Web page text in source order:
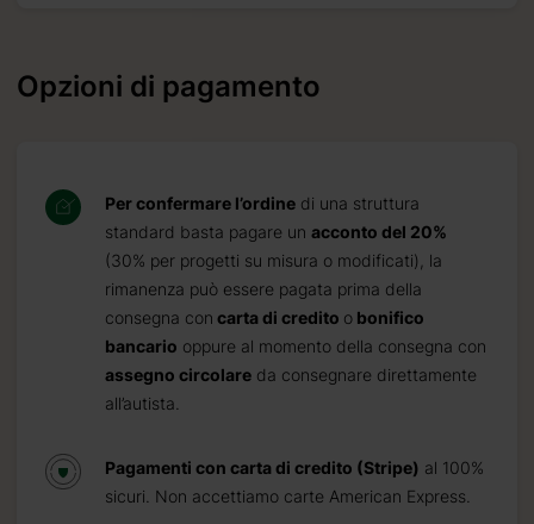
Opzioni di pagamento
Per confermare l’ordine di una struttura
standard basta pagare un acconto del 20%
(30% per progetti su misura o modificati), la
rimanenza può essere pagata prima della
consegna con carta di credito o bonifico
bancario oppure al momento della consegna con
assegno circolare da consegnare direttamente
all’autista.
Pagamenti con carta di credito (Stripe) al 100%
sicuri. Non accettiamo carte American Express.